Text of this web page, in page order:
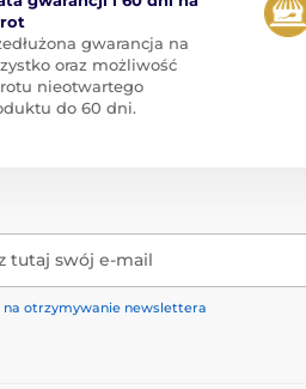
gwarancja na
oraz możliwość
nieotwartego
do 60 dni.
tutaj swój e-mail
otrzymywanie newslettera